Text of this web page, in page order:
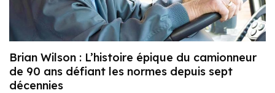
Brian Wilson : L’histoire épique du camionneur
de 90 ans défiant les normes depuis sept
décennies